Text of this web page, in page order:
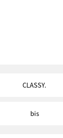
CLASSY.
bis